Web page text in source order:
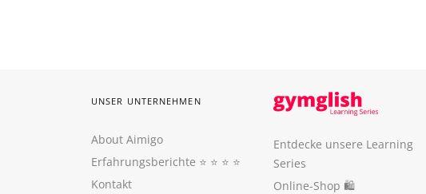
UNSER UNTERNEHMEN
About Aimigo
Erfahrungsberichte ⭐️ ⭐️ ⭐️ ⭐️
Kontakt
Entdecke unsere Learning
Series
Online-Shop 🛍